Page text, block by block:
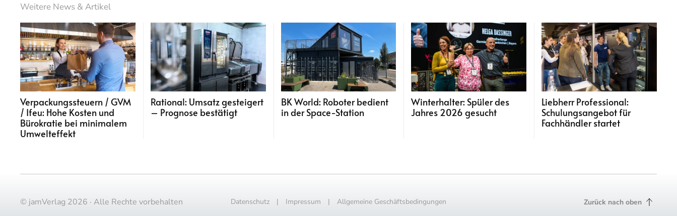
Weitere News & Artikel
Verpackungssteuern / GVM
/ Ifeu: Hohe Kosten und
Bürokratie bei minimalem
Umwelteffekt
Rational: Umsatz gesteigert
– Prognose bestätigt
BK World: Roboter bedient
in der Space-Station
Winterhalter: Spüler des
Jahres 2026 gesucht
Liebherr Professional:
Schulungsangebot für
Fachhändler startet
© jamVerlag 2026 · Alle Rechte vorbehalten Datenschutz | Impressum | Allgemeine Geschäftsbedingungen Zurück nach oben